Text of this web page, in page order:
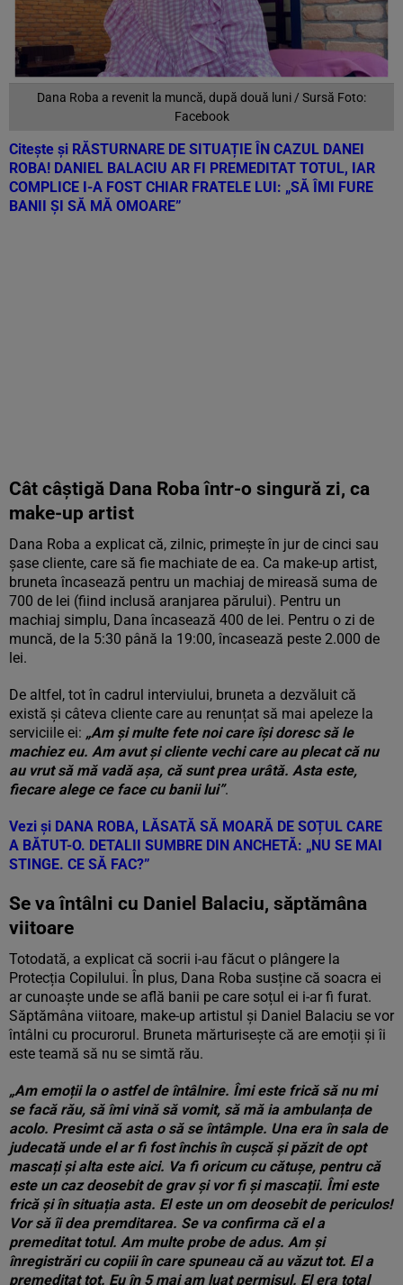
Dana Roba a revenit la muncă, după două luni / Sursă Foto:
Facebook
Citește și RĂSTURNARE DE SITUAȚIE ÎN CAZUL DANEI
ROBA! DANIEL BALACIU AR FI PREMEDITAT TOTUL, IAR
COMPLICE I-A FOST CHIAR FRATELE LUI: „SĂ ÎMI FURE
BANII ȘI SĂ MĂ OMOARE”
Cât câștigă Dana Roba într-o singură zi, ca
make-up artist
Dana Roba a explicat că, zilnic, primește în jur de cinci sau
șase cliente, care să fie machiate de ea. Ca make-up artist,
bruneta încasează pentru un machiaj de mireasă suma de
700 de lei (fiind inclusă aranjarea părului). Pentru un
machiaj simplu, Dana încasează 400 de lei. Pentru o zi de
muncă, de la 5:30 până la 19:00, încasează peste 2.000 de
lei.
De altfel, tot în cadrul interviului, bruneta a dezvăluit că
există și câteva cliente care au renunțat să mai apeleze la
serviciile ei: „Am și multe fete noi care își doresc să le
machiez eu. Am avut și cliente vechi care au plecat că nu
au vrut să mă vadă așa, că sunt prea urâtă. Asta este,
fiecare alege ce face cu banii lui”.
Vezi și DANA ROBA, LĂSATĂ SĂ MOARĂ DE SOȚUL CARE
A BĂTUT-O. DETALII SUMBRE DIN ANCHETĂ: „NU SE MAI
STINGE. CE SĂ FAC?”
Se va întâlni cu Daniel Balaciu, săptămâna
viitoare
Totodată, a explicat că socrii i-au făcut o plângere la
Protecția Copilului. În plus, Dana Roba susține că soacra ei
ar cunoaște unde se află banii pe care soțul ei i-ar fi furat.
Săptămâna viitoare, make-up artistul și Daniel Balaciu se vor
întâlni cu procurorul. Bruneta mărturisește că are emoții și îi
este teamă să nu se simtă rău.
„Am emoții la o astfel de întâlnire. Îmi este frică să nu mi
se facă rău, să îmi vină să vomit, să mă ia ambulanța de
acolo. Presimt că asta o să se întâmple. Una era în sala de
judecată unde el ar fi fost închis în cușcă și păzit de opt
mascați și alta este aici. Va fi oricum cu cătușe, pentru că
este un caz deosebit de grav și vor fi și mascații. Îmi este
frică și în situația asta. El este un om deosebit de periculos!
Vor să îi dea premditarea. Se va confirma că el a
premeditat totul. Am multe probe de adus. Am și
înregistrări cu copiii în care spuneau că au văzut tot. El a
premeditat tot. Eu în 5 mai am luat permisul. El era total